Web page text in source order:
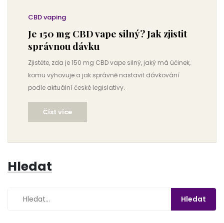
CBD vaping
Je 150 mg CBD vape silný? Jak zjistit
správnou dávku
Zjistěte, zda je 150 mg CBD vape silný, jaký má účinek,
komu vyhovuje a jak správně nastavit dávkování
podle aktuální české legislativy.
Číst více
Hledat